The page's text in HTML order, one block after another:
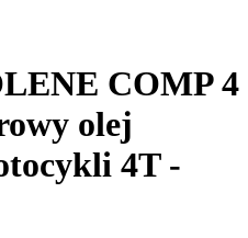
COMP 4
olej
4T -